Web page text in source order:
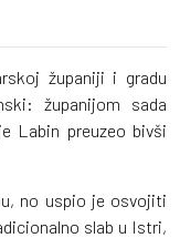
županiji i gradu
županijom sada
Labin preuzeo bivši
no uspio je osvojiti
slab u Istri,